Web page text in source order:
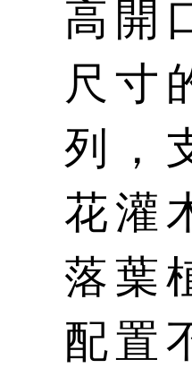
高開
尺寸
列，
花灌
落葉
配置